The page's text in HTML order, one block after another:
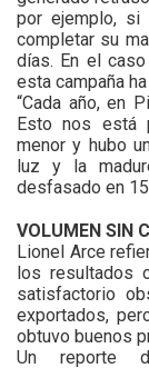
por ejemplo, si
completar su
días. En el
esta campaña
“Cada año, en
Esto nos está
menor y hubo
luz y la
desfasado en
VOLUMEN SIN
Lionel Arce
los resultados
satisfactorio
exportados,
obtuvo buenos
Un reporte